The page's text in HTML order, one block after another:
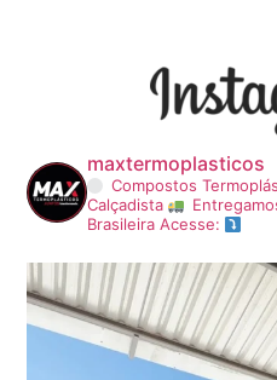
maxtermoplasticos
Compostos
Calçadista
Brasileira Acesse: